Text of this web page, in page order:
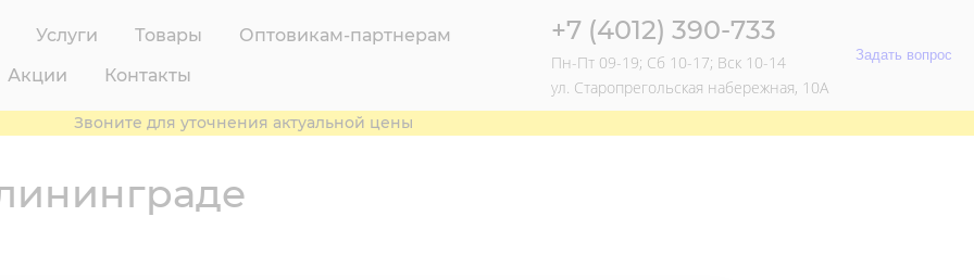
Услуги Товары
Оптовикам-партнерам
Акции Контакты
+7 (4012) 390-733
Пн-Пт 09-19; Сб 10-17; Вск 10-14
ул. Старопрегольская набережная, 10А
Задать вопрос
Звоните для уточнения актуальной цены